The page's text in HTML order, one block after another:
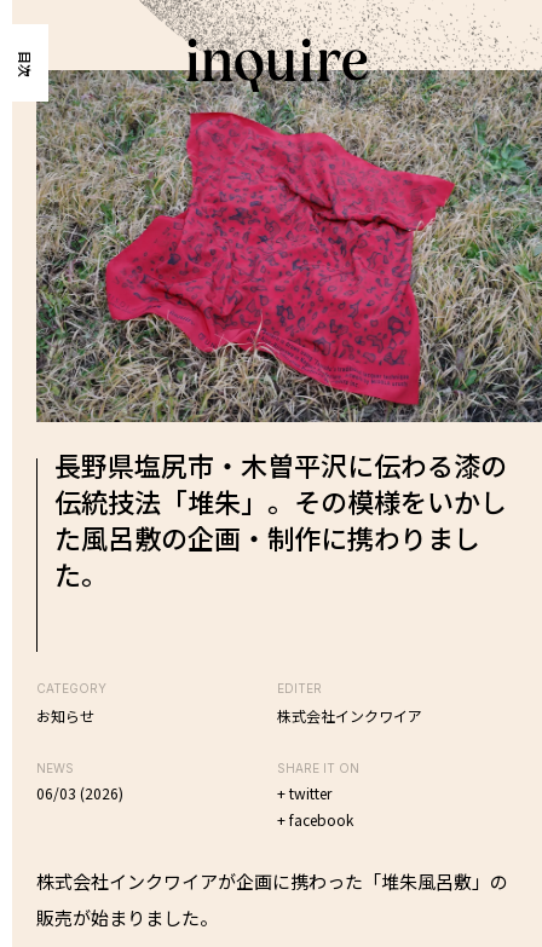
目次
長野県塩尻市・木曽平沢に伝わる漆の
伝統技法「堆朱」。その模様をいかし
た風呂敷の企画・制作に携わりまし
た。
CATEGORY
お知らせ
EDITER
株式会社インクワイア
NEWS
06/03 (2026)
SHARE IT ON
+ twitter
+ facebook
株式会社インクワイアが企画に携わった「堆朱風呂敷」の
販売が始まりました。